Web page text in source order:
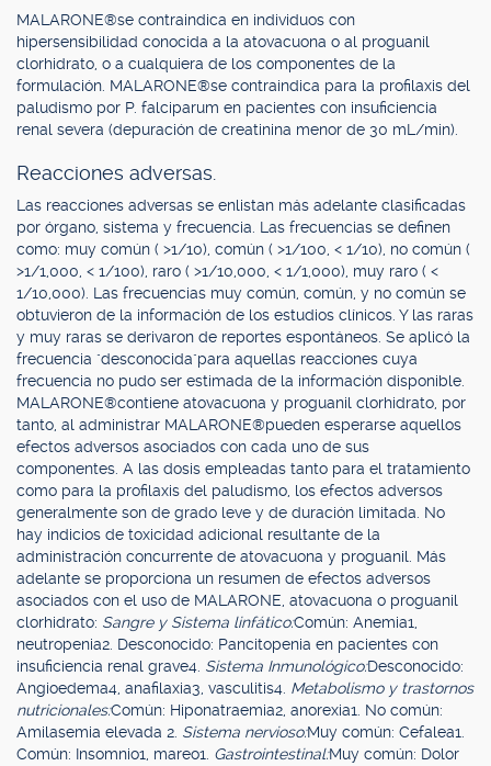
MALARONE®se contraindica en individuos con
hipersensibilidad conocida a la atovacuona o al proguanil
clorhidrato, o a cualquiera de los componentes de la
formulación. MALARONE®se contraindica para la profilaxis del
paludismo por P. falciparum en pacientes con insuficiencia
renal severa (depuración de creatinina menor de 30 mL/min).
Reacciones adversas.
Las reacciones adversas se enlistan más adelante clasificadas
por órgano, sistema y frecuencia. Las frecuencias se definen
como: muy común ( >1/10), común ( >1/100, < 1/10), no común (
>1/1,000, < 1/100), raro ( >1/10,000, < 1/1,000), muy raro ( <
1/10,000). Las frecuencias muy común, común, y no común se
obtuvieron de la información de los estudios clínicos. Y las raras
y muy raras se derivaron de reportes espontáneos. Se aplicó la
frecuencia "desconocida"para aquellas reacciones cuya
frecuencia no pudo ser estimada de la información disponible.
MALARONE®contiene atovacuona y proguanil clorhidrato, por
tanto, al administrar MALARONE®pueden esperarse aquellos
efectos adversos asociados con cada uno de sus
componentes. A las dosis empleadas tanto para el tratamiento
como para la profilaxis del paludismo, los efectos adversos
generalmente son de grado leve y de duración limitada. No
hay indicios de toxicidad adicional resultante de la
administración concurrente de atovacuona y proguanil. Más
adelante se proporciona un resumen de efectos adversos
asociados con el uso de MALARONE, atovacuona o proguanil
clorhidrato: Sangre y Sistema linfático:Común: Anemia1,
neutropenia2. Desconocido: Pancitopenia en pacientes con
insuficiencia renal grave4. Sistema Inmunológico:Desconocido:
Angioedema4, anafilaxia3, vasculitis4. Metabolismo y trastornos
nutricionales:Común: Hiponatraemia2, anorexia1. No común:
Amilasemia elevada 2. Sistema nervioso:Muy común: Cefalea1.
Común: Insomnio1, mareo1. Gastrointestinal:Muy común: Dolor